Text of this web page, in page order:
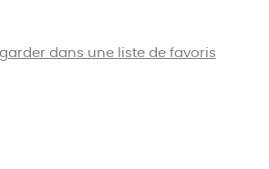
dans une liste de favoris